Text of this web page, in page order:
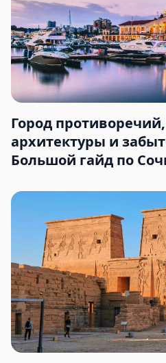
Город
архитектуры и
Большой гайд по